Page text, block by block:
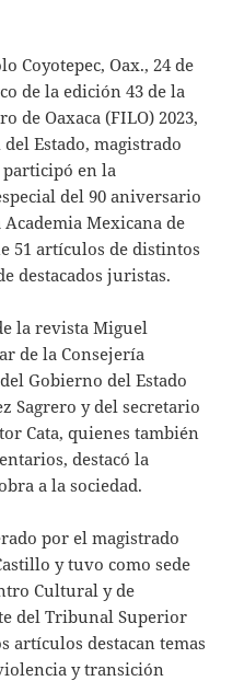
Coyotepec, Oax., 24 de
de la edición 43 de la
de Oaxaca (FILO) 2023,
Estado, magistrado
participó en la
del 90 aniversario
Mexicana de
51 artículos de distintos
destacados juristas.
la revista Miguel
de la Consejería
Gobierno del Estado
Sagrero y del secretario
Cata, quienes también
destacó la
a la sociedad.
por el magistrado
y tuvo como sede
Cultural y de
del Tribunal Superior
artículos destacan temas
y transición